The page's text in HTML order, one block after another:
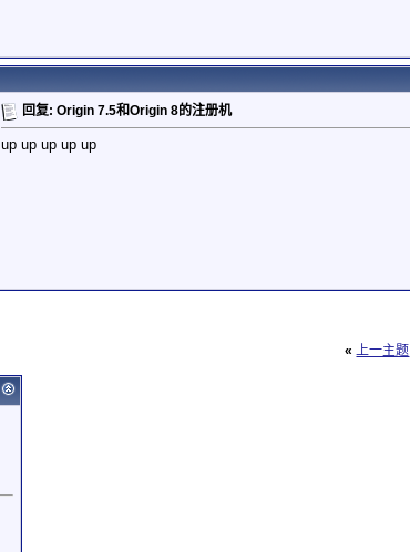
回复: Origin 7.5和Origin 8的注册机
up up up up up
« 上一主题